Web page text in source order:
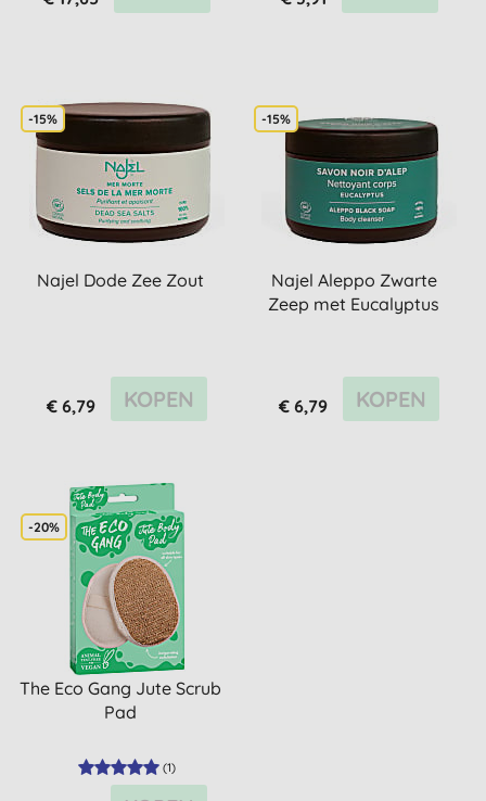
-15%
Najel Dode Zee Zout
€ 6,79 KOPEN
-15%
Najel Aleppo Zwarte
Zeep met Eucalyptus
€ 6,79 KOPEN
-20%
The Eco Gang Jute Scrub
Pad
(1)